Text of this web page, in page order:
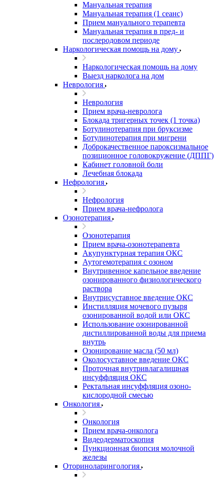
Мануальная терапия
Мануальная терапия (1 сеанс)
Прием мануального терапевта
Мануальная терапия в пред- и
послеродовом периоде
Наркологическая помощь на дому
Наркологическая помощь на дому
Выезд нарколога на дом
Неврология
Неврология
Прием врача-невролога
Блокада тригерных точек (1 точка)
Ботулинотерапия при бруксизме
Ботулинотерапия при мигрени
Доброкачественное пароксизмальное
позиционное головокружение (ДППГ)
Кабинет головной боли
Лечебная блокада
Нефрология
Нефрология
Прием врача-нефролога
Озонотерапия
Озонотерапия
Прием врача-озонотерапевта
Акупунктурная терапия ОКС
Аутогемотерапия с озоном
Внутривенное капельное введение
озонированного физиологического
раствора
Внутрисуставное введение ОКС
Инстилляция мочевого пузыря
озонированной водой или ОКС
Использование озонированной
дистиллированной воды для приема
внутрь
Озонирование масла (50 мл)
Околосуставное введение ОКС
Проточная внутривлагалищная
инсуффляция ОКС
Ректальная инсуффляция озоно-
кислородной смесью
Онкология
Онкология
Прием врача-онколога
Видеодерматоскопия
Пункционная биопсия молочной
железы
Оториноларингология